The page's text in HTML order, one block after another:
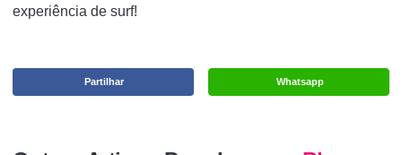
experiência de surf!
Whatsapp
Partilhar